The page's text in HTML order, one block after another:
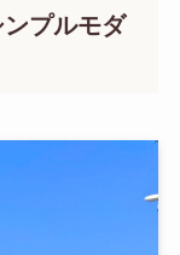
プルモダ